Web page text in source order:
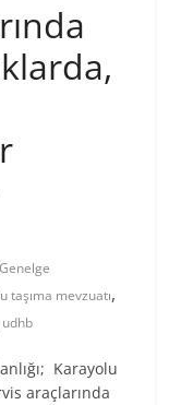
Genelge
taşıma mevzuatı,
udhb
Karayolu
araçlarında